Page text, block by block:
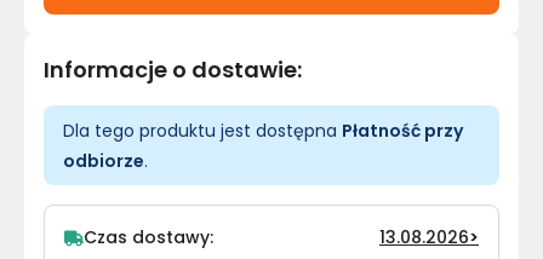
Informacje o dostawie:
Dla tego produktu jest dostępna Płatność przy
odbiorze.
Czas dostawy: 13.08.2026>